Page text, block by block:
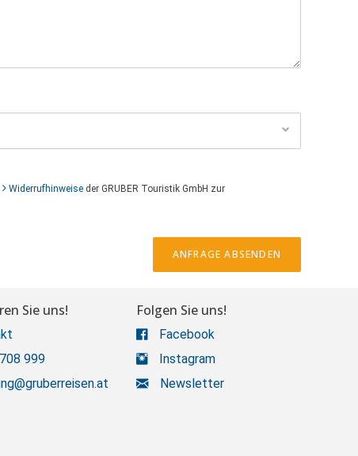
Widerrufhinweise der GRUBER Touristik GmbH zur
ANFRAGE ABSENDEN
Sie uns!
999
Folgen Sie uns!
Facebook
Instagram
Newsletter